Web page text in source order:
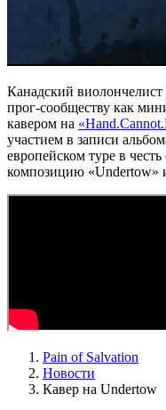
Канадский виолончелист
прог-сообществу как
кавером на
участием в записи
европейском туре в
композицию «Undertow»
Pain of Salvation
Новости
Кавер на Undertow